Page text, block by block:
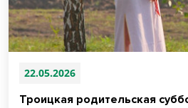
22.05.2026
Троицкая родительская